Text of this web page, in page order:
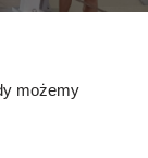
możemy